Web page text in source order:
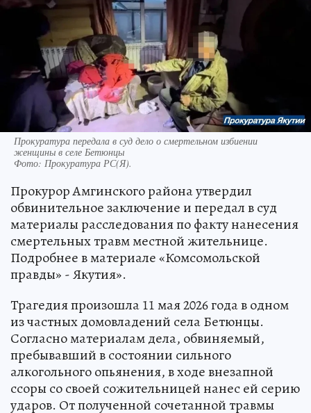
Прокуратура передала в суд дело о смертельном избиении
женщины в селе Бетюнцы
Фото: Прокуратура РС(Я).
Прокурор Амгинского района утвердил
обвинительное заключение и передал в суд
материалы расследования по факту нанесения
смертельных травм местной жительнице.
Подробнее в материале «Комсомольской
правды» - Якутия».
Трагедия произошла 11 мая 2026 года в одном
из частных домовладений села Бетюнцы.
Согласно материалам дела, обвиняемый,
пребывавший в состоянии сильного
алкогольного опьянения, в ходе внезапной
ссоры со своей сожительницей нанес ей серию
ударов. От полученной сочетанной травмы